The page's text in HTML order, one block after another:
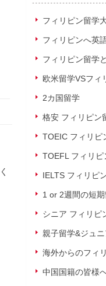
フィリピン留学
フィリピンへ英
フィリピン留学
欧米留学VSフィ
2カ国留学
格安 フィリピン
TOEIC フィリピ
TOEFL フィリピ
IELTS フィリピ
1 or 2週間の短
シニア フィリピ
親子留学&ジュ
海外からのフィ
中国国籍の皆様